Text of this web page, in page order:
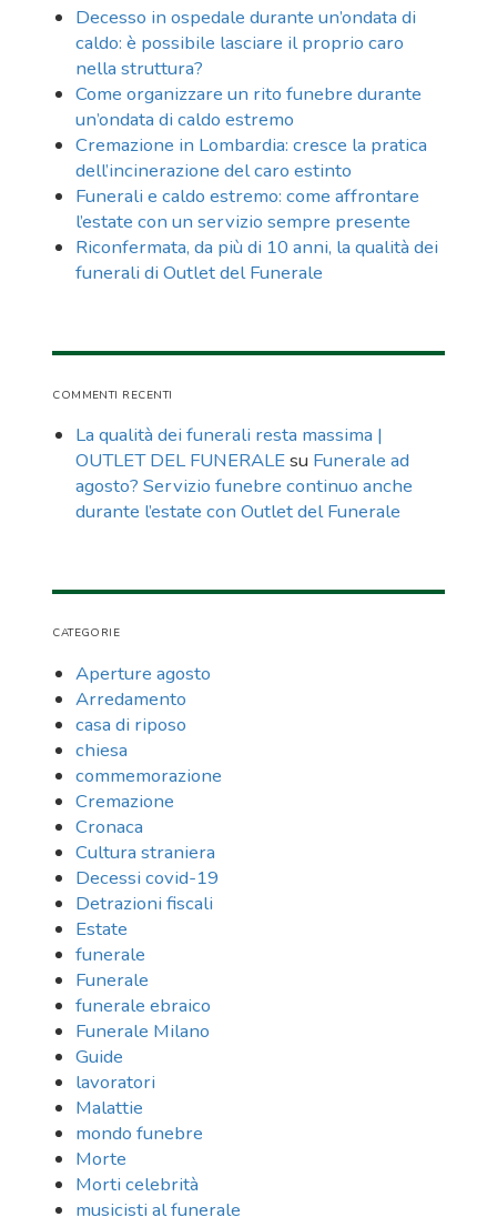
Decesso in ospedale durante un’ondata di
caldo: è possibile lasciare il proprio caro
nella struttura?
Come organizzare un rito funebre durante
un’ondata di caldo estremo
Cremazione in Lombardia: cresce la pratica
dell’incinerazione del caro estinto
Funerali e caldo estremo: come affrontare
l’estate con un servizio sempre presente
Riconfermata, da più di 10 anni, la qualità dei
funerali di Outlet del Funerale
COMMENTI RECENTI
La qualità dei funerali resta massima |
OUTLET DEL FUNERALEsu Funerale ad
agosto? Servizio funebre continuo anche
durante l’estate con Outlet del Funerale
CATEGORIE
Aperture agosto
Arredamento
casa di riposo
chiesa
commemorazione
Cremazione
Cronaca
Cultura straniera
Decessi covid-19
Detrazioni fiscali
Estate
funerale
Funerale
funerale ebraico
Funerale Milano
Guide
lavoratori
Malattie
mondo funebre
Morte
Morti celebrità
musicisti al funerale